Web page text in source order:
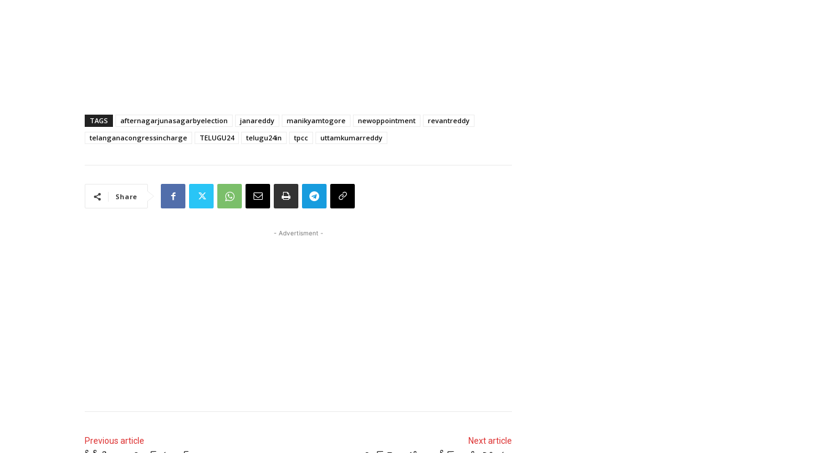
TAGS afternagarjunasagarbyelection janareddy manikyamtogore newoppointment
revantreddy
telanganacongressincharge
TELUGU24 telugu24in tpcc uttamkumarreddy
Share
- Advertisment -
Previous article Next article